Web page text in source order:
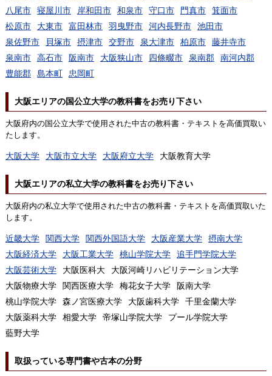
八尾市
寝屋川市 岸和田市 和泉市 守口市 門真市
箕面市
松原市
大東市 富田林市 羽曳野市 河内長野市
池田市
泉佐野市
貝塚市 摂津市 交野市 泉大津市 柏原市
藤井寺市
泉南市
高石市 阪南市 大阪狭山市 四條畷市 泉南郡
南河内郡
豊能郡
島本町 忠岡町
大阪エリアの国公立大学の教科書をお売り下さい
大阪府内の国公立大学で使用された中古の教科書・テキストを高価買取い
たします。
大阪大学 大阪市立大学 大阪府立大学 大阪教育大学
大阪エリアの私立大学の教科書をお売り下さい
大阪府内の私立大学で使用された中古の教科書・テキストを高価買取いた
します。
近畿大学 関西大学 関西外国語大学 大阪産業大学
摂南大学
大阪経済大学
大阪工業大学 桃山学院大学
追手門学院大学
大阪芸術大学
大阪医科大
大阪河崎リハビリテーション大学
大阪物療大学
関西医療大学 梅花女子大学
阪南大学
桃山学院大学
森ノ宮医療大学 大阪歯科大学
千里金蘭大学
大阪薬科大学
相愛大学 帝塚山学院大学
プール学院大学
藍野大学
取扱っている専門書や古本の分野